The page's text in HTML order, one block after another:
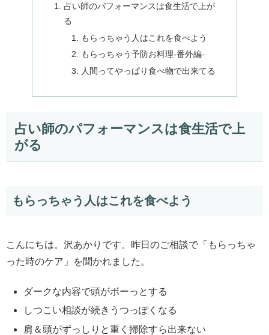
占い師のパフォーマンスは食生活で上が
る
もらっちゃう人はこれを食べよう
もらっちゃう予防お料理-番外編-
人間ってやっぱり食べ物で出来てる
占い師のパフォーマンスは食生活で上
がる
もらっちゃう人はこれを食べよう
こんにちは。沢あかりです。昨日のご相談で「もらっちゃ
った時のケア」を聞かれました。
ダークな内容で頭がボーっとする
しつこい相談が続きうつっぽくなる
肩＆頭がずっしりと重く掃除すら出来ない